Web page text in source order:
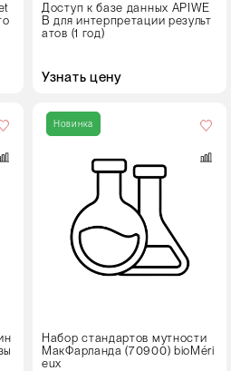
Доступ к базе данных APIWE
B для интерпретации результ
атов (1 год)
Узнать цену
Новинка
Набор стандартов мутности
МакФарланда (70900) bioMéri
eux